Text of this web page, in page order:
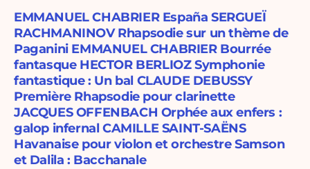
EMMANUEL CHABRIER España SERGUEÏ
RACHMANINOV Rhapsodie sur un thème de
Paganini EMMANUEL CHABRIER Bourrée
fantasque HECTOR BERLIOZ Symphonie
fantastique : Un bal CLAUDE DEBUSSY
Première Rhapsodie pour clarinette
JACQUES OFFENBACH Orphée aux enfers :
galop infernal CAMILLE SAINT-SAËNS
Havanaise pour violon et orchestre Samson
et Dalila : Bacchanale